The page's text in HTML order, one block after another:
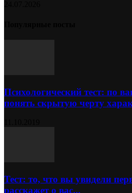
Психологический тест: по
понять скрытую черту
Тест: то, что вы увидели
расскажет о вас...